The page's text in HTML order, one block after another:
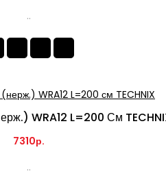
..
WRA12 L=200 См
7310р.
..